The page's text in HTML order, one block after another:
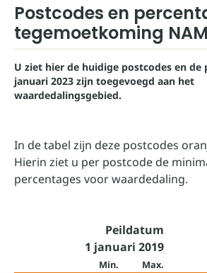
Postcodes en
tegemoetkoming NAM
U ziet hier de huidige postcodes en de
januari 2023 zijn toegevoegd aan het
waardedalingsgebied.
In de tabel zijn deze postcodes
Hierin ziet u per postcode de
percentages voor waardedaling.
Peildatum
1 januari 2019
Min. Max.